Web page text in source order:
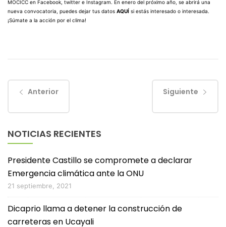
MOCICC en Facebook, twitter e Instagram. En enero del próximo año, se abrirá una
nueva convocatoria, puedes dejar tus datos AQUÍ si estás interesado o interesada.
¡Súmate a la acción por el clima!
Anterior Siguiente
NOTICIAS RECIENTES
Presidente Castillo se compromete a declarar
Emergencia climática ante la ONU
21 septiembre, 2021
Dicaprio llama a detener la construcción de
carreteras en Ucayali